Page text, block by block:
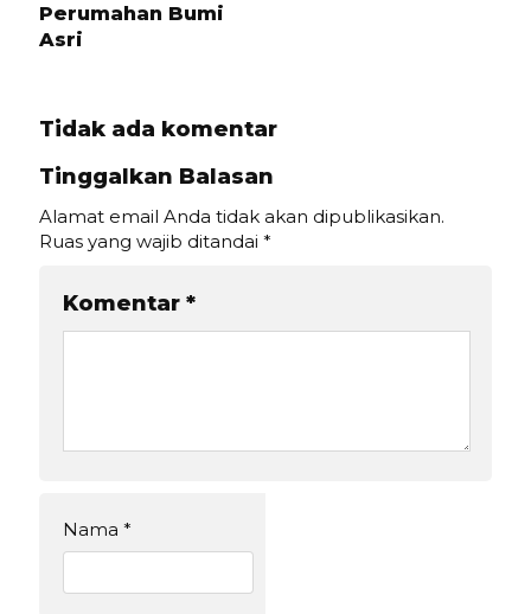
Perumahan Bumi
Asri
Tidak ada komentar
Tinggalkan Balasan
Alamat email Anda tidak akan dipublikasikan.
Ruas yang wajib ditandai *
Komentar *
Nama *